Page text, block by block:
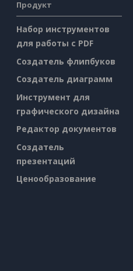
Продукт
Набор инструментов
для работы с PDF
Создатель флипбуков
Создатель диаграмм
Инструмент для
графического дизайна
Редактор документов
Создатель
презентаций
Ценообразование